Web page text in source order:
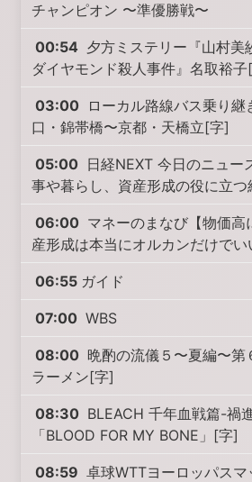
チャンピオン 〜準優勝戦〜
00:54 夕方ミステリー『山村美
ダイヤモンド殺人事件』名取裕子
03:00 ローカル路線バス乗り
口・錦帯橋〜京都・天橋立[字]
05:00 日経NEXT 今日のニュー
事や暮らし、資産形成の役に立つ
06:00 マネーのまなび【物価
産形成は本当にオルカンだけで
06:55 ガイド
07:00 WBS
08:00 晩酌の流儀５〜夏編〜第
ラーメン[字]
08:30 BLEACH 千年血戦篇-禍
「BLOOD FOR MY BONE」[字]
08:59 卓球WTTヨーロッパス